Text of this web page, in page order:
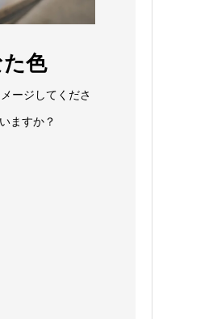
色
ージしてくださ
ますか？